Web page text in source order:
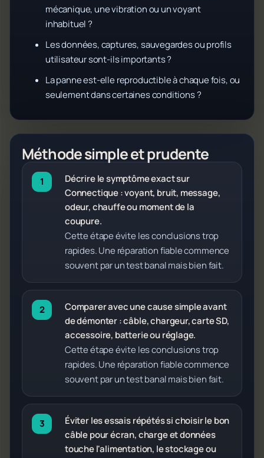
mécanique, une vibration ou un voyant
inhabituel ?
Les données, captures, sauvegardes ou profils
utilisateur sont-ils importants ?
La panne est-elle reproductible à chaque fois, ou
seulement dans certaines conditions ?
Méthode simple et prudente
Décrire le symptôme exact sur
Connectique : voyant, bruit, message,
odeur, chauffe ou moment de la
coupure.
Cette étape évite les conclusions trop
rapides. Une réparation fiable commence
souvent par un test banal mais bien fait.
Comparer avec une cause simple avant
de démonter : câble, chargeur, carte SD,
accessoire, batterie ou réglage.
Cette étape évite les conclusions trop
rapides. Une réparation fiable commence
souvent par un test banal mais bien fait.
Éviter les essais répétés si choisir le bon
câble pour écran, charge et données
touche l'alimentation, le stockage ou